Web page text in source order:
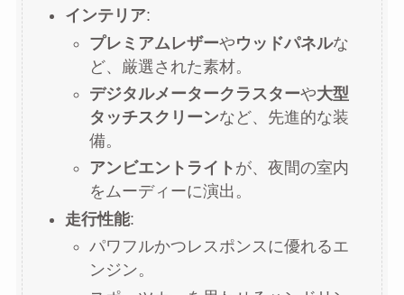
インテリア:
プレミアムレザーやウッドパネルな
ど、厳選された素材。
デジタルメータークラスターや大型
タッチスクリーンなど、先進的な装
備。
アンビエントライト が、夜間の室内
をムーディーに演出。
走行性能:
パワフルかつレスポンスに優れるエ
ンジン。